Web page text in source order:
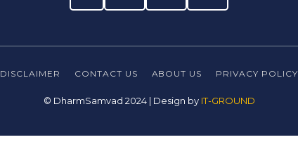
DISCLAIMER CONTACT US ABOUT US PRIVACY POLICY
© DharmSamvad 2024 | Design byIT-GROUND